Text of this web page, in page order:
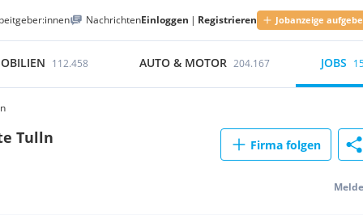
NachrichtenEinloggen | Registrieren Jobanzeige
112.458 AUTO & MOTOR 204.167 JOBS
Tulln Firma folgen